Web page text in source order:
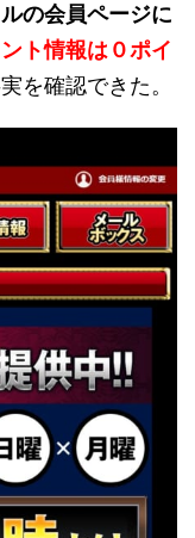
の会員ページに
ト情報は０ポイ
を確認できた。